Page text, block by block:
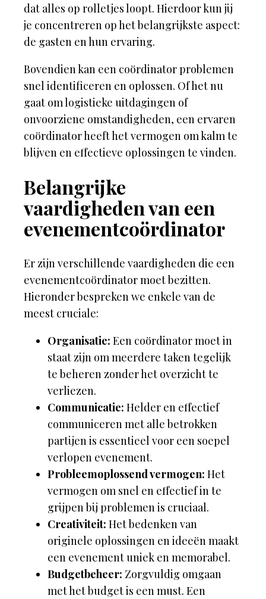
dat alles op rolletjes loopt. Hierdoor kun jij
je concentreren op het belangrijkste aspect:
de gasten en hun ervaring.
Bovendien kan een coördinator problemen
snel identificeren en oplossen. Of het nu
gaat om logistieke uitdagingen of
onvoorziene omstandigheden, een ervaren
coördinator heeft het vermogen om kalm te
blijven en effectieve oplossingen te vinden.
Belangrijke
vaardigheden van een
evenementcoördinator
Er zijn verschillende vaardigheden die een
evenementcoördinator moet bezitten.
Hieronder bespreken we enkele van de
meest cruciale:
Organisatie: Een coördinator moet in
staat zijn om meerdere taken tegelijk
te beheren zonder het overzicht te
verliezen.
Communicatie: Helder en effectief
communiceren met alle betrokken
partijen is essentieel voor een soepel
verlopen evenement.
Probleemoplossend vermogen: Het
vermogen om snel en effectief in te
grijpen bij problemen is cruciaal.
Creativiteit: Het bedenken van
originele oplossingen en ideeën maakt
een evenement uniek en memorabel.
Budgetbeheer: Zorgvuldig omgaan
met het budget is een must. Een